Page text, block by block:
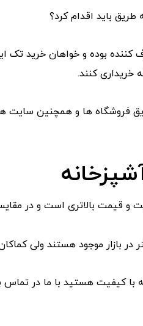
طریق باید اقدام کرد؟
کننده بوده و خواهان خرید تک
خریداری کنند.
فروشگاه ها و همچنین سایت
و قیمت بالاتری است و در
در بازار موجود هستند ولی
با کیفیت هستید با ما در تماس